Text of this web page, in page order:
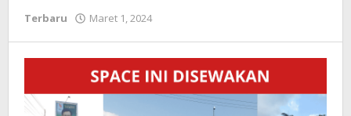
Terbaru Maret 1, 2024